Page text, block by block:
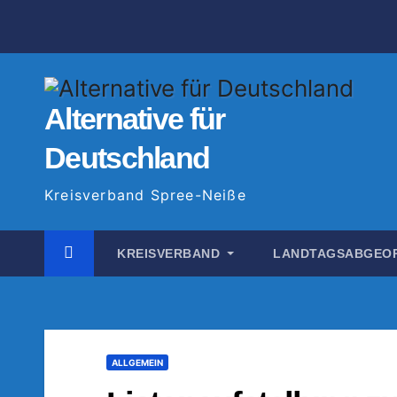
Alternative für
Deutschland
Kreisverband Spree-Neiße
KREISVERBAND
ALLGEMEIN